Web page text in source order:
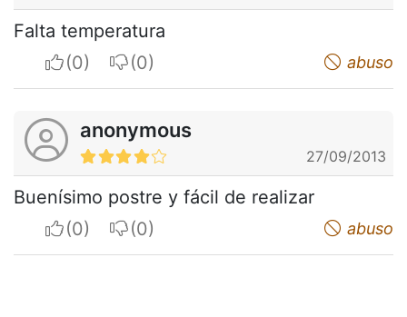
Falta temperatura
I apreciateI do not appreciate abuso
anonymous
27/09/2013
Buenísimo postre y fácil de realizar
I apreciateI do not appreciate abuso